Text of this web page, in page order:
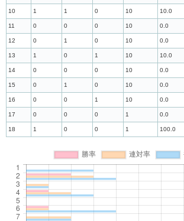
10 1 1 0 10 10.0
11 0 0 0 10 0.0
12 0 1 0 10 0.0
13 1 0 1 10 10.0
14 0 0 0 10 0.0
15 0 1 0 10 0.0
16 0 0 1 10 0.0
17 0 0 0 1 0.0
18 1 0 0 1 100.0